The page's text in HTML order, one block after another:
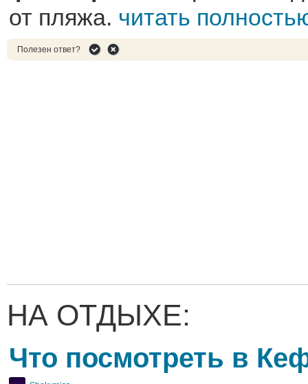
от пляжа. читать
Полезен ответ?
НА ОТДЫХЕ:
Что посмотреть в